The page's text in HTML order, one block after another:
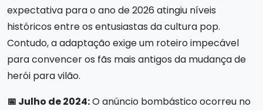
expectativa para o ano de 2026 atingiu níveis
históricos entre os entusiastas da cultura pop.
Contudo, a adaptação exige um roteiro impecável
para convencer os fãs mais antigos da mudança de
herói para vilão.
📅 Julho de 2024:O anúncio bombástico ocorreu no